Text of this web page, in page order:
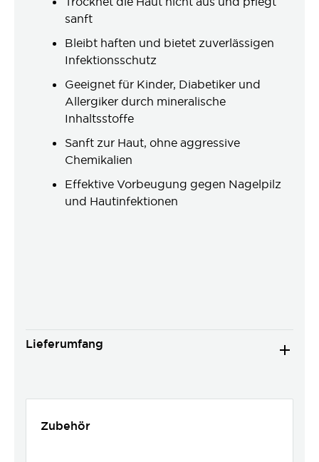
sanft
Bleibt haften und bietet zuverlässigen
Infektionsschutz
Geeignet für Kinder, Diabetiker und
Allergiker durch mineralische
Inhaltsstoffe
Sanft zur Haut, ohne aggressive
Chemikalien
Effektive Vorbeugung gegen Nagelpilz
und Hautinfektionen
Lieferumfang
Zubehör